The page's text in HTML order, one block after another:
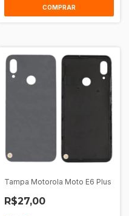
Tampa Motorola Moto E6 Plus
R$27,00